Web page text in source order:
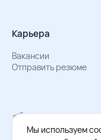
Карьера
Вакансии
Отправить резюме
Мы в Телеграм
Документы об
Охрана труда –
Мы используем